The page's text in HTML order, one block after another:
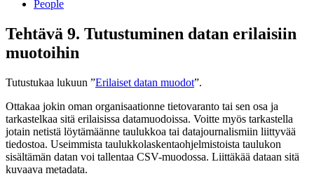
People
Tehtävä 9. Tutustuminen datan erilaisiin
muotoihin
Tutustukaa lukuun ”Erilaiset datan muodot”.
Ottakaa jokin oman organisaationne tietovaranto tai sen osa ja
tarkastelkaa sitä erilaisissa datamuodoissa. Voitte myös tarkastella
jotain netistä löytämäänne taulukkoa tai datajournalismiin liittyvää
tiedostoa. Useimmista taulukkolaskentaohjelmistoista taulukon
sisältämän datan voi tallentaa CSV-muodossa. Liittäkää dataan sitä
kuvaava metadata.